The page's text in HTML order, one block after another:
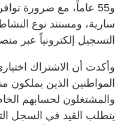
و55 عاماً، مع ضرورة
سارية، ومستند نوع
التسجيل إلكترونياً عبر
وأكدت أن الاشتراك
المواطنين الذين يملكون
والمشتغلون لحسابهم
يتطلب القيد في السجل